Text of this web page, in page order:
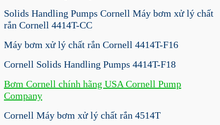
Solids Handling Pumps Cornell Máy bơm xử lý chất
rắn Cornell 4414T-CC
Máy bơm xử lý chất rắn Cornell 4414T-F16
Cornell Solids Handling Pumps 4414T-F18
Bơm Cornell chính hãng USA Cornell Pump
Company
Cornell Máy bơm xử lý chất rắn 4514T